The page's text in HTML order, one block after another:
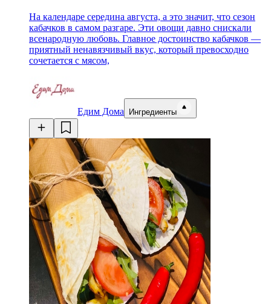
На календаре середина августа, а это значит, что сезон
кабачков в самом разгаре. Эти овощи давно снискали
всенародную любовь. Главное достоинство кабачков —
приятный ненавязчивый вкус, который превосходно
сочетается с мясом,
Едим Дома Ингредиенты